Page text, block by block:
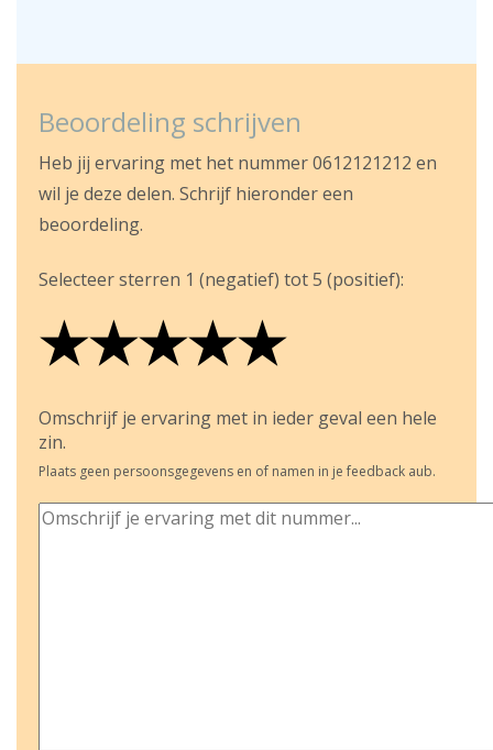
Beoordeling schrijven
Heb jij ervaring met het nummer 0612121212 en
wil je deze delen. Schrijf hieronder een
beoordeling.
Selecteer sterren 1 (negatief) tot 5 (positief):
★
★★
★★★
★★★★
★★★★★
Omschrijf je ervaring met in ieder geval een hele
zin.
Plaats geen persoonsgegevens en of namen in je feedback aub.